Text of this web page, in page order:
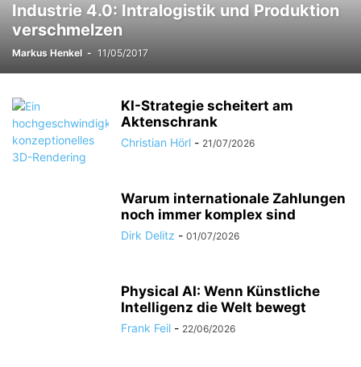
Industrie 4.0: Intralogistik und Produktion
verschmelzen
Markus Henkel - 11/05/2017
KI-Strategie scheitert am
Aktenschrank
Christian Hörl - 21/07/2026
Warum internationale Zahlungen
noch immer komplex sind
Dirk Delitz - 01/07/2026
Physical AI: Wenn Künstliche
Intelligenz die Welt bewegt
Frank Feil - 22/06/2026